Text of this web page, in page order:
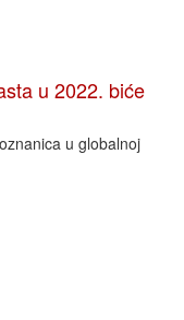
u 2022. biće
u globalnoj